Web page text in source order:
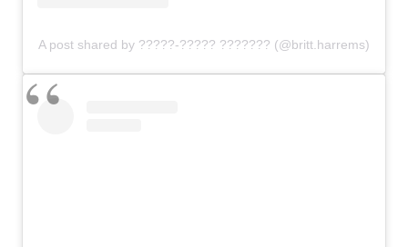
A post shared by ?????-????? ??????? (@britt.harrems)